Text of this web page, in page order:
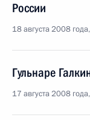
России
18 августа 2008
Гульнаре
17 августа 2008